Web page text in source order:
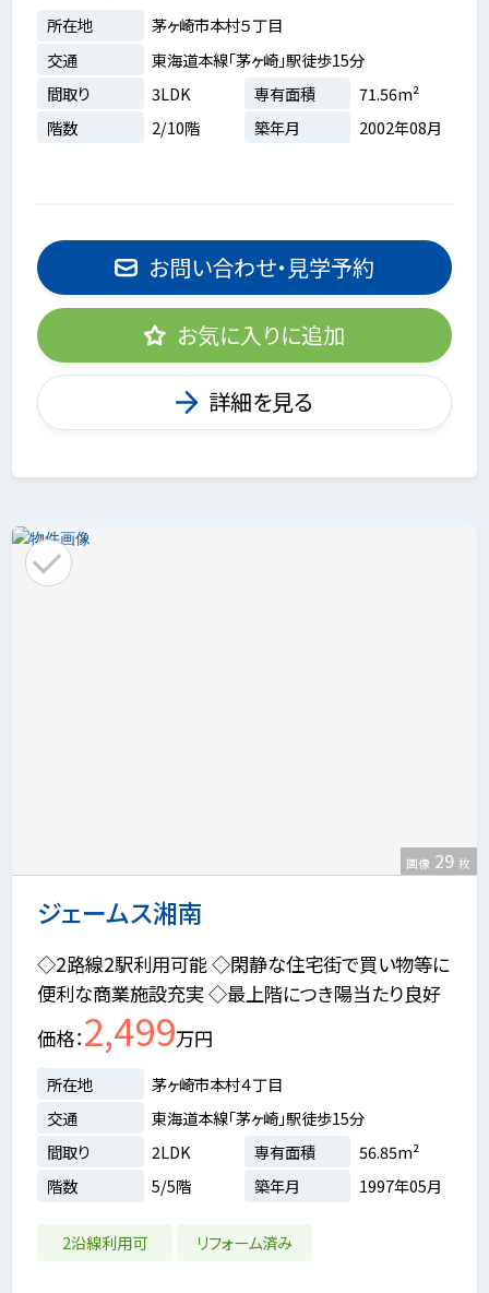
所在地
茅ヶ崎市本村５丁目
交通
東海道本線「茅ヶ崎」駅徒歩15分
間取り
3LDK 専有面積
71.56m²
階数
2/10階 築年月 2002年08月
お問い合わせ・見学予約
お気に入りに追加
詳細を見る
ジェームス湘南
画像 29 枚
◇2路線2駅利用可能 ◇閑静な住宅街で買い物等に
便利な商業施設充実 ◇最上階につき陽当たり良好
価格 2,499万円
所在地
茅ヶ崎市本村４丁目
交通
東海道本線「茅ヶ崎」駅徒歩15分
間取り
2LDK 専有面積
56.85m²
階数
5/5階 築年月 1997年05月
2沿線利用可 リフォーム済み